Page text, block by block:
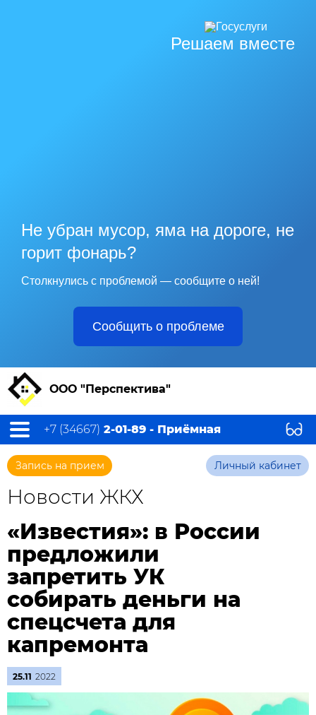
Решаем вместе
Не убран мусор, яма на дороге, не
горит фонарь?
Столкнулись с проблемой — сообщите о ней!
Сообщить о проблеме
ООО "Перспектива"
+7 (34667) 2-01-89 - Приёмная
Запись на прием Личный кабинет
Новости ЖКХ
«Известия»: в России
предложили
запретить УК
собирать деньги на
спецсчета для
капремонта
25.11 2022